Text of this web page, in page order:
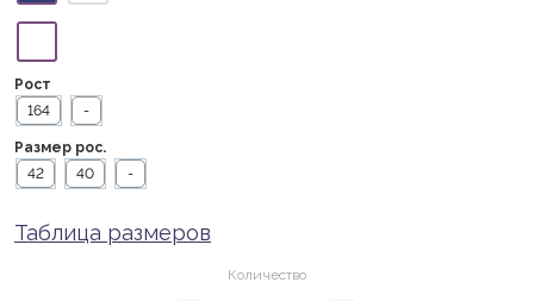
Рост
164
-
Размер рос.
42
40 -
Таблица размеров
Количество